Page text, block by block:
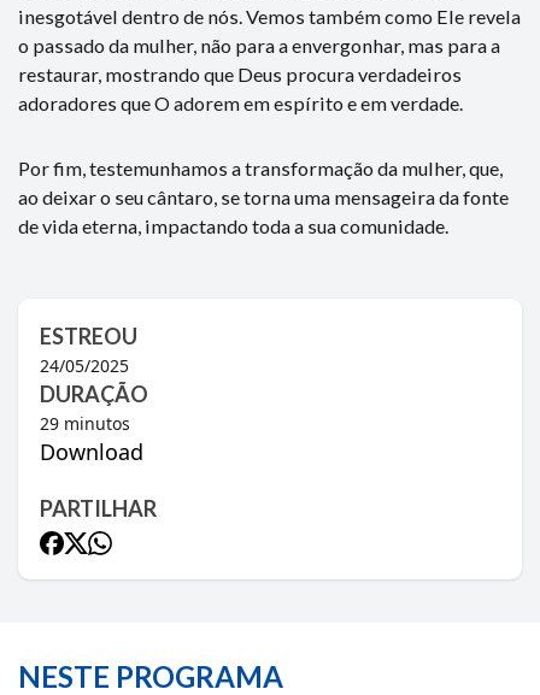
inesgotável dentro de nós. Vemos também como Ele revela
o passado da mulher, não para a envergonhar, mas para a
restaurar, mostrando que Deus procura verdadeiros
adoradores que O adorem em espírito e em verdade.
Por fim, testemunhamos a transformação da mulher, que,
ao deixar o seu cântaro, se torna uma mensageira da fonte
de vida eterna, impactando toda a sua comunidade.
ESTREOU
24/05/2025
DURAÇÃO
29 minutos
Download
PARTILHAR
NESTE PROGRAMA